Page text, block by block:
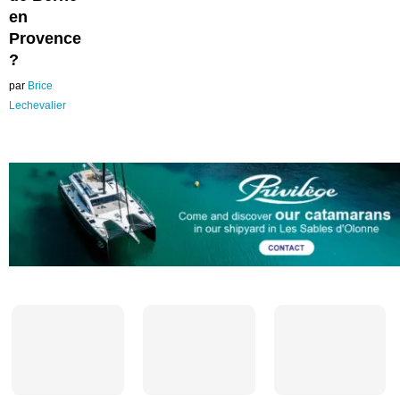
en
Provence
?
par Brice
Lechevalier